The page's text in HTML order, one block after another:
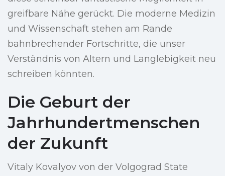
greifbare Nähe gerückt. Die moderne Medizin
und Wissenschaft stehen am Rande
bahnbrechender Fortschritte, die unser
Verständnis von Altern und Langlebigkeit neu
schreiben könnten.
Die Geburt der
Jahrhundertmenschen
der Zukunft
Vitaly Kovalyov von der Volgograd State